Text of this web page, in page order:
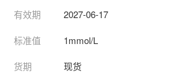
有效期 2027-06-17
标准值 1mmol/L
货期 现货